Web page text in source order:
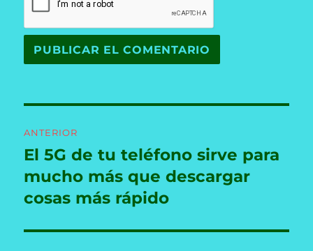
de
entradas
ANTERIOR
Entrada
anterior:
El 5G de tu teléfono sirve para
mucho más que descargar
cosas más rápido